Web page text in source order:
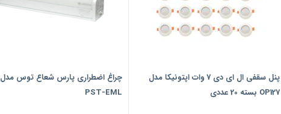
پنل سقفی ال ای دی 7 وات اپتونیکا مدل
OP127 بسته 20 عددی
چراغ اضطراری پارس شعاع توس مدل
PST-EML